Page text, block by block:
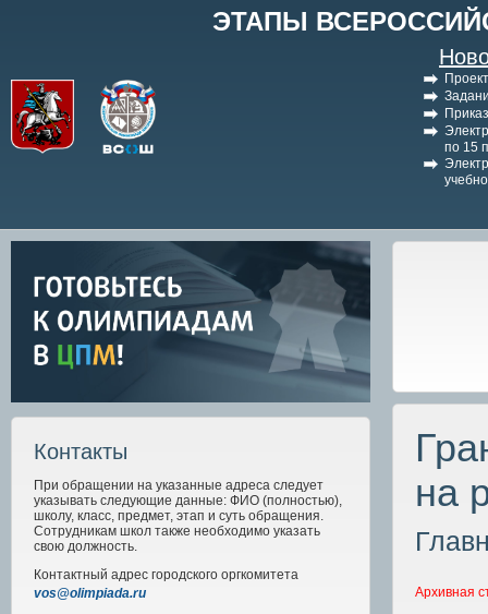
ЭТАПЫ
по 15
Контакты
При обращении на указанные адреса следует
указывать следующие данные: ФИО (полностью),
школу, класс, предмет, этап и суть обращения.
Сотрудникам школ также необходимо указать
свою должность.
Контактный адрес городского оргкомитета
vos@olimpiada.ru
на
Архивная